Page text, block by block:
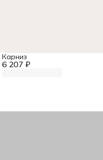
6 207 ₽
Карниз